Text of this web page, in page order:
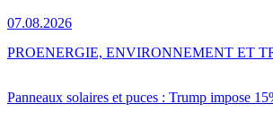
07.08.2026
Panneaux solaires et puces : Trump impose
PROENERGIE, ENVIRONNEMENT ET